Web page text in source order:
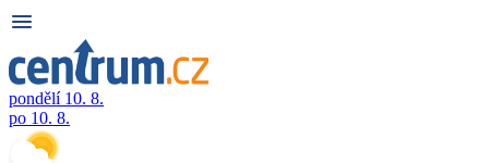
pondělí 10. 8.
po 10. 8.